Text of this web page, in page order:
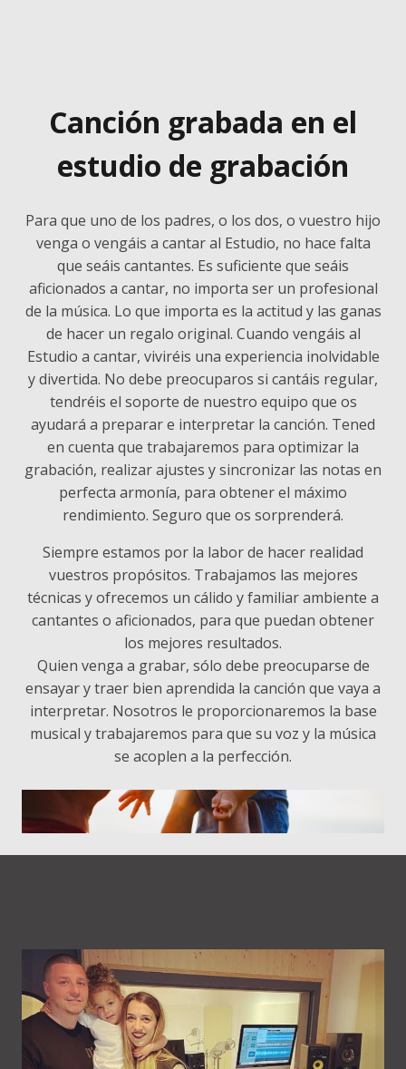
Canción grabada en el
estudio de grabación
Para que uno de los padres, o los dos, o vuestro hijo
venga o vengáis a cantar al Estudio, no hace falta
que seáis cantantes. Es suficiente que seáis
aficionados a cantar, no importa ser un profesional
de la música. Lo que importa es la actitud y las ganas
de hacer un regalo original. Cuando vengáis al
Estudio a cantar, viviréis una experiencia inolvidable
y divertida. No debe preocuparos si cantáis regular,
tendréis el soporte de nuestro equipo que os
ayudará a preparar e interpretar la canción. Tened
en cuenta que trabajaremos para optimizar la
grabación, realizar ajustes y sincronizar las notas en
perfecta armonía, para obtener el máximo
rendimiento. Seguro que os sorprenderá.
Siempre estamos por la labor de hacer realidad
vuestros propósitos. Trabajamos las mejores
técnicas y ofrecemos un cálido y familiar ambiente a
cantantes o aficionados, para que puedan obtener
los mejores resultados.
Quien venga a grabar, sólo debe preocuparse de
ensayar y traer bien aprendida la canción que vaya a
interpretar. Nosotros le proporcionaremos la base
musical y trabajaremos para que su voz y la música
se acoplen a la perfección.